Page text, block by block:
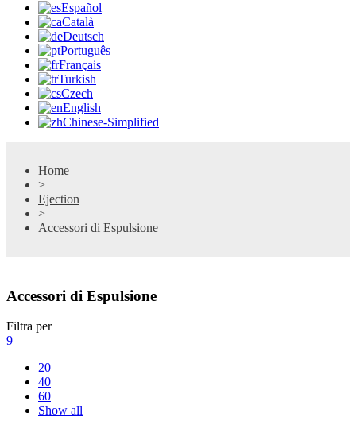
Español
Català
Deutsch
Português
Français
Turkish
Czech
English
Chinese-Simplified
Home
>
Ejection
>
Accessori di Espulsione
Accessori di Espulsione
Filtra per
9
20
40
60
Show all